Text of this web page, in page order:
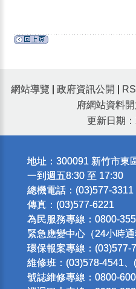
網站導覽 政府資訊公開
府網站資料
更新日期
地址：300091 新竹市東
一到週五8:30 至 17:30
總機電話：(03)577-3311
傳真：(03)577-6221
為民服務專線：0800-
緊急應變中心（24小時
環保報案專線：(03)577-
維修班：(03)578-4541
號誌維修專線：0800-